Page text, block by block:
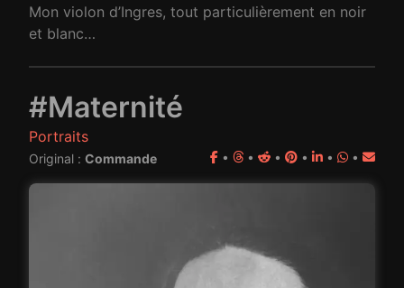
Mon violon d’Ingres, tout particulièrement en noir
et blanc…
#Maternité
Portraits
Original : Commande • • • • • •